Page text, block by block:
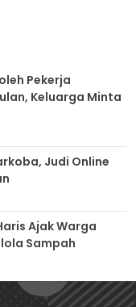
Pekerja
Keluarga Minta
Judi Online
Ajak Warga
Sampah